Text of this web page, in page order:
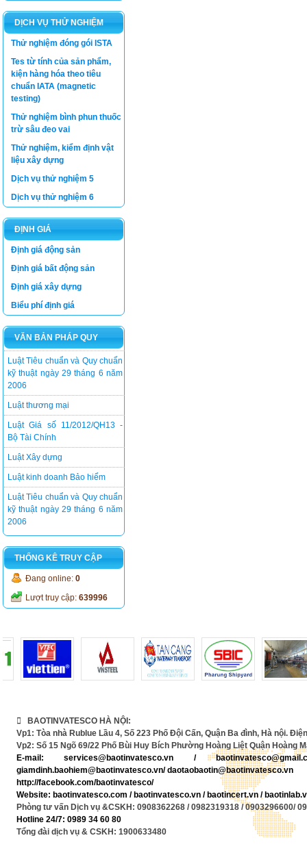
DỊCH VỤ THỬ NGHIỆM
Thử nghiệm đóng gói ISTA
Tes từ tính của sản phẩm,
kiện hàng hóa theo tiêu
chuẩn IATA (magnetic
testing)
Thử nghiệm bình phun thuốc
trừ sâu đeo vai
Thử nghiệm, kiểm định vật
liệu xây dựng
Dịch vụ thử nghiệm 5
Dịch vụ thử nghiệm 6
ĐỊNH GIÁ
Định giá động sản
Định giá bất động sản
Định giá xây dựng
Biểu phí định giá
VĂN BẢN PHÁP QUY
Luật thương mại
Luật Giá số 11/2012/QH13 -
Bộ Tài Chính
Luật Xây dựng
Luật Tiêu chuẩn và Quy chuẩn
kỹ thuật ngày 29 tháng 6 năm
2006
Luật thương mại
Luật Giá số 11/2012/QH13 -
Bộ Tài Chính
Luật Xây dựng
Luật kinh doanh Bảo hiểm
Luật Tiêu chuẩn và Quy chuẩn
kỹ thuật ngày 29 tháng 6 năm
2006
THỐNG KÊ TRUY CẬP
Đang online: 0
Lượt truy cập: 639996
 BAOTINVATESCO HÀ NỘI:
Vp1: Tòa nhà Rublue Lầu 4, Số 223 Phố Đội Cấn, Quận Ba đình, Hà nội.
Vp2: Số 15 Ngõ 69/22 Phố Bùi Huy Bích Phường Hoàng Liệt Quận Hoàng
E-mail:services@baotinvatesco.vn /
giamdinh.baohiem@baotinvatesco.vn/ daotaobaotin@baotinvatesco.vn
http://facebook.com/baotinvatesco/
Website: baotinvatesco.com / baotinvatesco.vn /baotincert.vn /
Phòng tư vấn Dịch vụ &CSKH: 0908362268 / 0982319318 / 0903296600/
Hotline 24/7: 0989 34 60 80
Tổng đài dịch vụ & CSKH: 1900633480